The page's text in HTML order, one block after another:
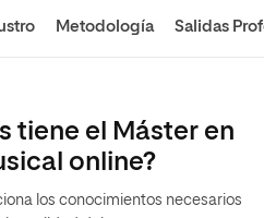
Metodología Salidas
tiene el Máster en
online?
los conocimientos necesarios